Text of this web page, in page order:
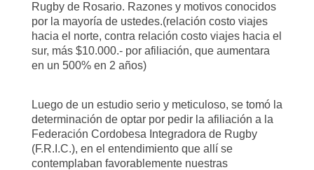
Rugby de Rosario. Razones y motivos conocidos
por la mayoría de ustedes.(relación costo viajes
hacia el norte, contra relación costo viajes hacia el
sur, más $10.000.- por afiliación, que aumentara
en un 500% en 2 años)
Luego de un estudio serio y meticuloso, se tomó la
determinación de optar por pedir la afiliación a la
Federación Cordobesa Integradora de Rugby
(F.R.I.C.), en el entendimiento que allí se
contemplaban favorablemente nuestras